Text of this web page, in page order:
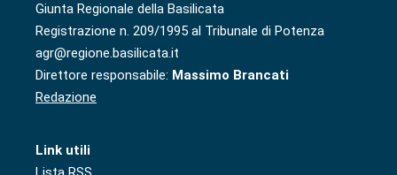
Giunta Regionale della Basilicata
Registrazione n. 209/1995 al Tribunale di Potenza
agr@regione.basilicata.it
Direttore responsabile: Massimo Brancati
Redazione
Link utili